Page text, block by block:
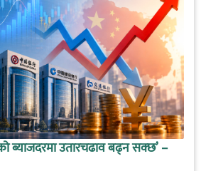
ब्याजदरमा उतारचढाव बढ्न सक्छ’ –